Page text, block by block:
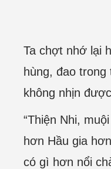
Ta chợt nhớ lại
hùng, đao
không nhịn
“Thiện Nhi,
hơn Hầu gia
có gì hơn nổi